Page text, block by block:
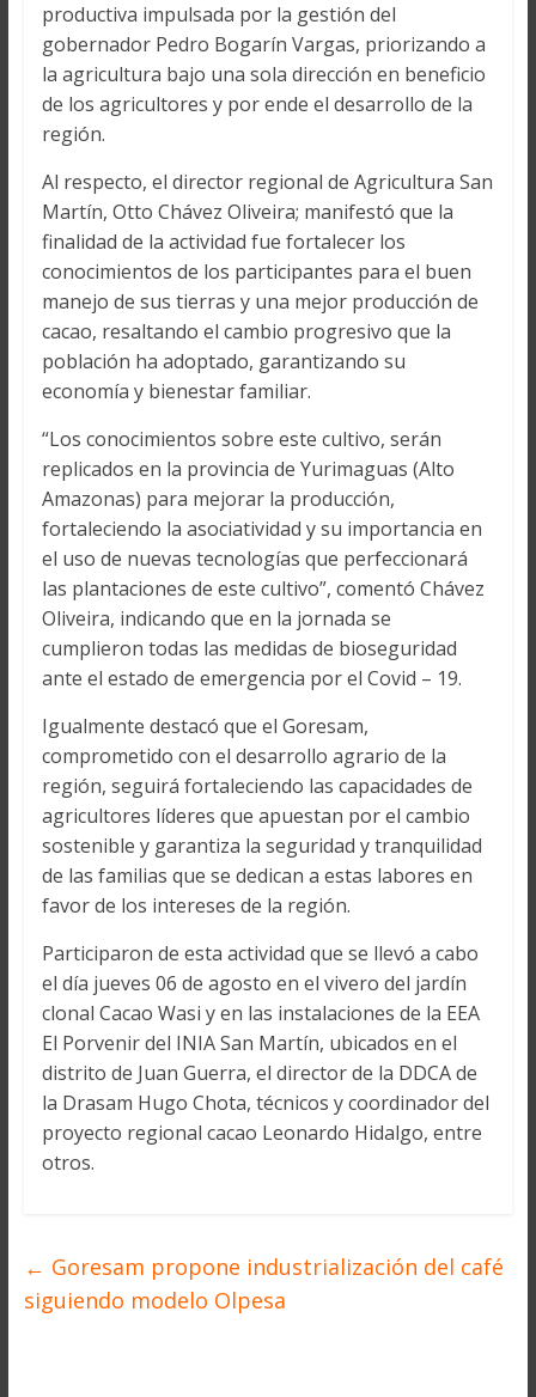
productiva impulsada por la gestión del
gobernador Pedro Bogarín Vargas, priorizando a
la agricultura bajo una sola dirección en beneficio
de los agricultores y por ende el desarrollo de la
región.
Al respecto, el director regional de Agricultura San
Martín, Otto Chávez Oliveira; manifestó que la
finalidad de la actividad fue fortalecer los
conocimientos de los participantes para el buen
manejo de sus tierras y una mejor producción de
cacao, resaltando el cambio progresivo que la
población ha adoptado, garantizando su
economía y bienestar familiar.
“Los conocimientos sobre este cultivo, serán
replicados en la provincia de Yurimaguas (Alto
Amazonas) para mejorar la producción,
fortaleciendo la asociatividad y su importancia en
el uso de nuevas tecnologías que perfeccionará
las plantaciones de este cultivo”, comentó Chávez
Oliveira, indicando que en la jornada se
cumplieron todas las medidas de bioseguridad
ante el estado de emergencia por el Covid – 19.
Igualmente destacó que el Goresam,
comprometido con el desarrollo agrario de la
región, seguirá fortaleciendo las capacidades de
agricultores líderes que apuestan por el cambio
sostenible y garantiza la seguridad y tranquilidad
de las familias que se dedican a estas labores en
favor de los intereses de la región.
Participaron de esta actividad que se llevó a cabo
el día jueves 06 de agosto en el vivero del jardín
clonal Cacao Wasi y en las instalaciones de la EEA
El Porvenir del INIA San Martín, ubicados en el
distrito de Juan Guerra, el director de la DDCA de
la Drasam Hugo Chota, técnicos y coordinador del
proyecto regional cacao Leonardo Hidalgo, entre
otros.
← Goresam propone industrialización del café
siguiendo modelo Olpesa